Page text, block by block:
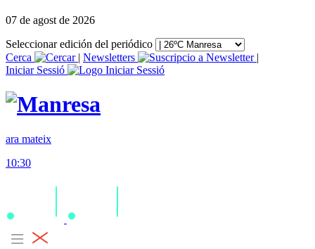
07 de agost de 2026
Seleccionar edición del periódico
Cerca
| Newsletters
|
Iniciar Sessió
ara mateix
10:30